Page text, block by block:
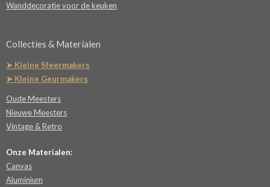
Wanddecoratie voor de keuken
Collecties & Materialen
➤ Kleine Sfeermakers
➤ Kleine Geurmakers
Oude Meesters
Nieuwe Meesters
Vintage & Retro
Onze Materialen:
Canvas
Aluminium